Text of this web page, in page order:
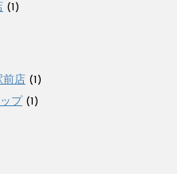
(1)
前店 (1)
プ (1)